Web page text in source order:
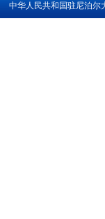
中华人民共和国驻尼泊尔